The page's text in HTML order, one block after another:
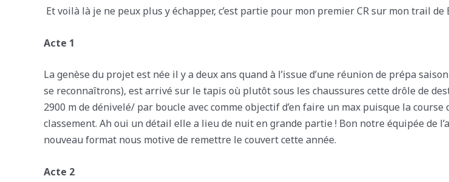
Et voilà là je ne peux plus y échapper, c’est partie pour mon premier CR sur mon trail
Acte 1
La genèse du projet est née il y a deux ans quand à l’issue d’une réunion de prépa
se reconnaîtrons), est arrivé sur le tapis où plutôt sous les chaussures cette drôle de
2900 m de dénivelé/ par boucle avec comme objectif d’en faire un max puisque la
classement. Ah oui un détail elle a lieu de nuit en grande partie ! Bon notre équipée de
nouveau format nous motive de remettre le couvert cette année.
Acte 2